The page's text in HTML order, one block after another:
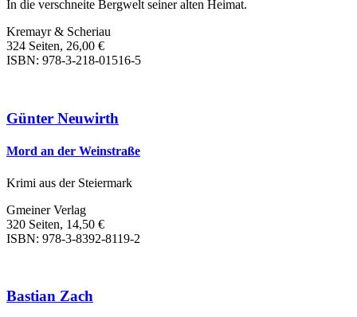
In die verschneite Bergwelt seiner alten Heimat.
Kremayr & Scheriau
324 Seiten, 26,00 €
ISBN: 978-3-218-01516-5
Günter Neuwirth
Mord an der Weinstraße
Krimi aus der Steiermark
Gmeiner Verlag
320 Seiten, 14,50 €
ISBN: 978-3-8392-8119-2
Bastian Zach